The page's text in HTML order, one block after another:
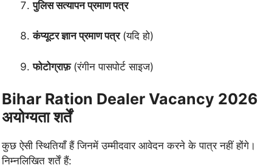
पुलिस सत्यापन प्रमाण पत्र
कंप्यूटर ज्ञान प्रमाण पत्र(यदि हो)
फोटोग्राफ़(रंगीन पासपोर्ट साइज)
Bihar Ration Dealer Vacancy 2026
अयोग्यता शर्तें
कुछ ऐसी स्थितियाँ हैं जिनमें उम्मीदवार आवेदन करने के पात्र नहीं होंगे।
निम्नलिखित शर्तें हैं: